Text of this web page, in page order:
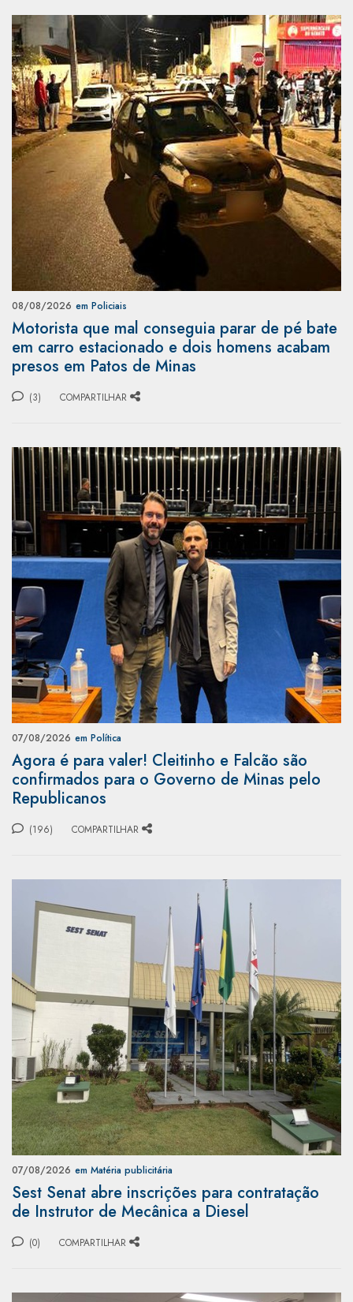
08/08/2026 em Policiais
Motorista que mal conseguia parar de pé bate
em carro estacionado e dois homens acabam
presos em Patos de Minas
(3) COMPARTILHAR
07/08/2026 em Política
Agora é para valer! Cleitinho e Falcão são
confirmados para o Governo de Minas pelo
Republicanos
(196) COMPARTILHAR
07/08/2026 em Matéria publicitária
Sest Senat abre inscrições para contratação
de Instrutor de Mecânica a Diesel
(0) COMPARTILHAR